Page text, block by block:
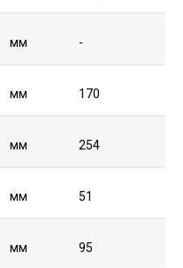
мм -
мм 170
мм 254
мм 51
мм 95